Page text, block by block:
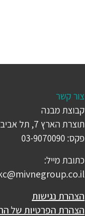
צור קשר
קבוצת מבנה
תוצרת הארץ 7, תל אביב
פקס: 03-9070090
כתובת מייל:
הצהרת נגישות
הצהרת הפרטיות של